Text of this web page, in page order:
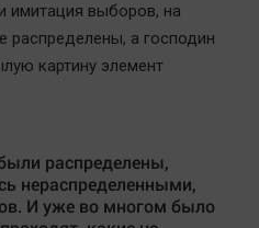
имитация выборов, на
распределены, а господин
картину элемент
распределены,
нераспределенными,
И уже во многом было